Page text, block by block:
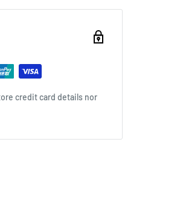
is te vergelijken met
theesmaken
Denemarken,
credit card details nor